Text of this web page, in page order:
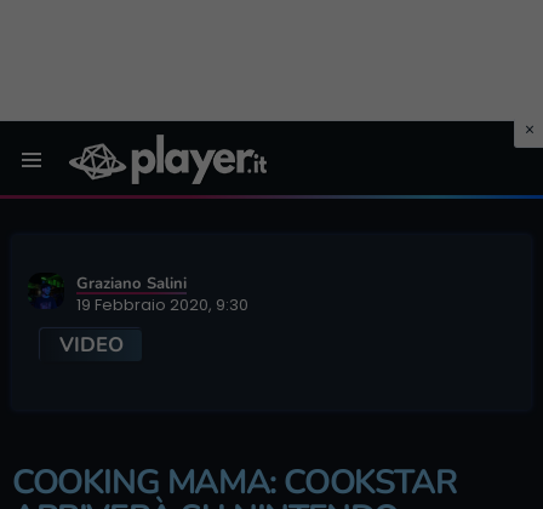
Graziano Salini
19 Febbraio 2020, 9:30
VIDEO
COOKING MAMA: COOKSTAR